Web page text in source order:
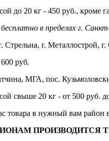
до 20 кг - 450 руб., кроме
в пределах г.
Стрельна, г. Металлострой,
руб.
МГА, пос.
свыше 20 кг - от 500 руб.
товара в нужный вам район
ПРОИЗВОДИТСЯ